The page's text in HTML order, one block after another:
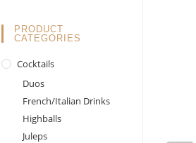
PRODUCT
CATEGORIES
Cocktails
Duos
French/Italian Drinks
Highballs
Juleps